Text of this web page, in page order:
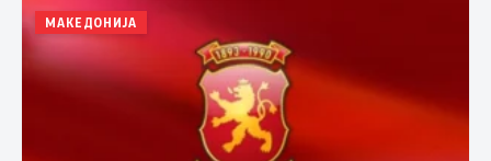
МАКЕДОНИЈА